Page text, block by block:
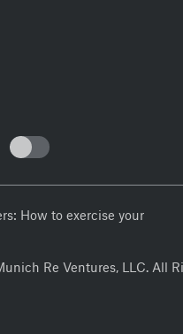
How to exercise your
Re Ventures, LLC. All